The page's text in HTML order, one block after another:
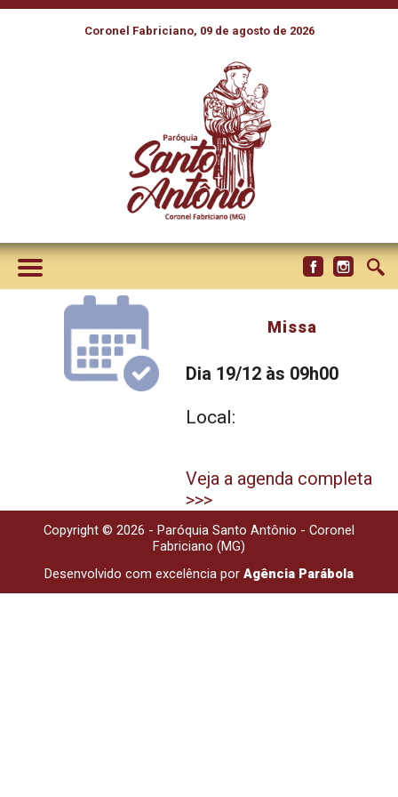
Coronel Fabriciano, 09 de agosto de 2026
Missa
Dia 19/12 às 09h00
Local:
Veja a agenda completa
>>>
Copyright © 2026 - Paróquia Santo Antônio - Coronel
Fabriciano (MG)
Desenvolvido com excelência por Agência Parábola